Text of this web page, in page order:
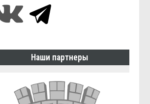
Наши партнеры